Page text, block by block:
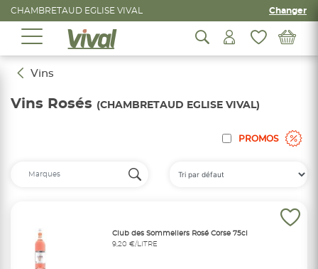
CHAMBRETAUD EGLISE VIVAL Changer
Vins
Vins Rosés (CHAMBRETAUD EGLISE VIVAL)
PROMOS
Club des Sommeliers Rosé Corse 75cl
9,20 €/LITRE